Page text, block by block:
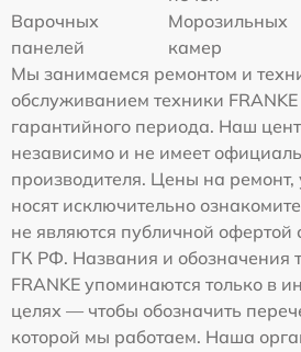
Варочных
панелей
Морозильных
камер
Мы занимаемся ремонтом и
обслуживанием техники
гарантийного периода. Наш
независимо и не имеет
производителя. Цены на ремонт,
носят исключительно
не являются публичной офертой
ГК РФ. Названия и обозначения
FRANKE упоминаются только в
целях — чтобы обозначить
которой мы работаем. Наша